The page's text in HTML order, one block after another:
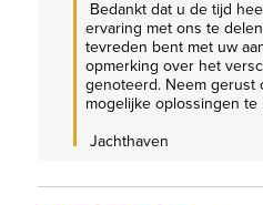
ervaring met ons te
tevreden bent met uw
opmerking over het
genoteerd. Neem gerust
mogelijke oplossingen
Jachthaven